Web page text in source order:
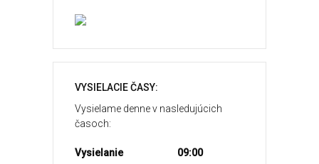
VYSIELACIE ČASY:
Vysielame denne v nasledujúcich
časoch:
Vysielanie
09:00